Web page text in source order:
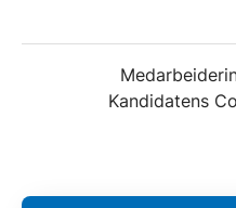
Kandidatens